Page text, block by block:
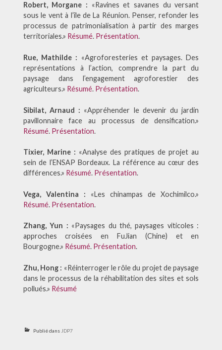
Robert, Morgane : «Ravines et savanes du versant
sous le vent à l’île de La Réunion. Penser, refonder les
processus de patrimonialisation à partir des marges
territoriales.» Résumé. Présentation.
Rue, Mathilde : «Agroforesteries et paysages. Des
représentations à l’action, comprendre la part du
paysage dans l’engagement agroforestier des
agriculteurs.» Résumé. Présentation.
Sibilat, Arnaud : «Appréhender le devenir du jardin
pavillonnaire face au processus de densification.»
Résumé. Présentation.
Tixier, Marine : «Analyse des pratiques de projet au
sein de l’ENSAP Bordeaux. La référence au cœur des
différences.» Résumé. Présentation.
Vega, Valentina : «Les chinampas de Xochimilco.»
Résumé. Présentation.
Zhang, Yun : «Paysages du thé, paysages viticoles :
approches croisées en FuJian (Chine) et en
Bourgogne.» Résumé. Présentation.
Zhu, Hong : «Réinterroger le rôle du projet de paysage
dans le processus de la réhabilitation des sites et sols
pollués.» Résumé
Publié dans JDP7